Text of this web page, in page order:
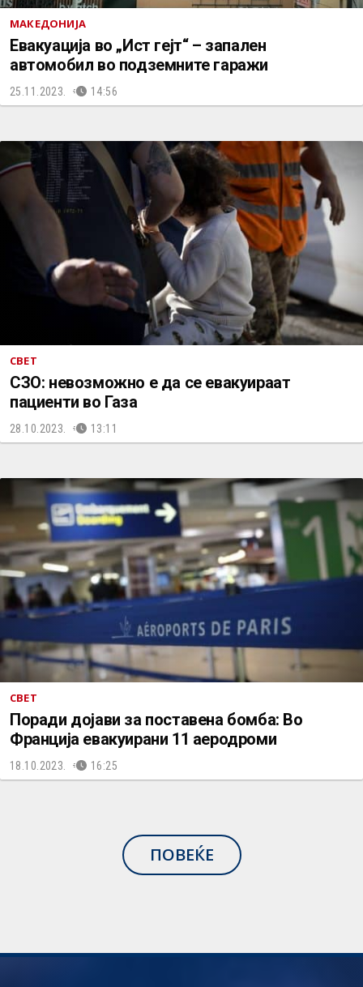
МАКЕДОНИЈА
Евакуација во „Ист гејт“ – запален
автомобил во подземните гаражи
25.11.2023. 14:56
СВЕТ
СЗО: невозможно е да се евакуираат
пациенти во Газа
28.10.2023. 13:11
СВЕТ
Поради дојави за поставена бомба: Во
Франција евакуирани 11 аеродроми
18.10.2023. 16:25
ПОВЕЌЕ